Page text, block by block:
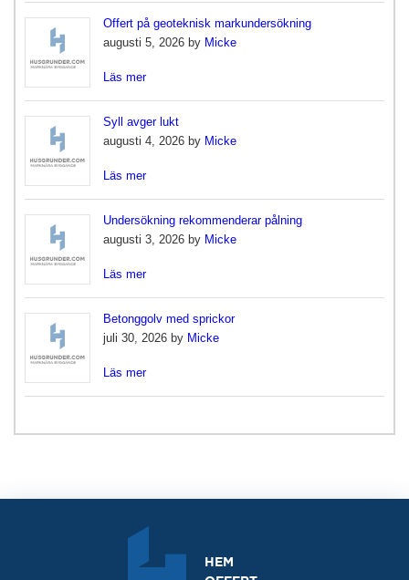
Offert på geoteknisk markundersökning
augusti 5, 2026 by Micke
Läs mer
Syll avger lukt
augusti 4, 2026 by Micke
Läs mer
Undersökning rekommenderar pålning
augusti 3, 2026 by Micke
Läs mer
Betonggolv med sprickor
juli 30, 2026 by Micke
Läs mer
HEM